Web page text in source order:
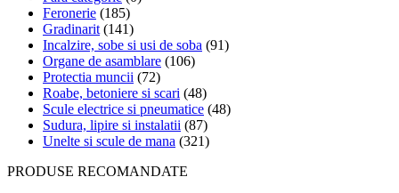
Feronerie (185)
Gradinarit (141)
Incalzire, sobe si usi de soba (91)
Organe de asamblare (106)
Protectia muncii (72)
Roabe, betoniere si scari (48)
Scule electrice si pneumatice (48)
Sudura, lipire si instalatii (87)
Unelte si scule de mana (321)
PRODUSE RECOMANDATE